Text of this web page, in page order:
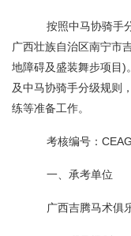
按照中马协骑手
广西壮族自治区南宁市
地障碍及盛装舞步项目)
及中马协骑手分级规则
练等准备工作。
考核编号：
一、承考单位
广西吉腾马术俱